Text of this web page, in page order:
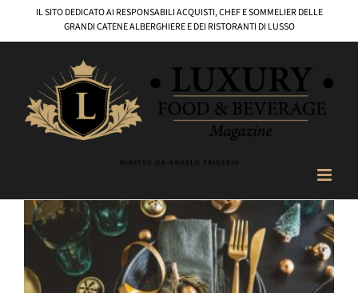
contenuto
IL SITO DEDICATO AI RESPONSABILI ACQUISTI, CHEF E SOMMELIER DELLE
GRANDI CATENE ALBERGHIERE E DEI RISTORANTI DI LUSSO